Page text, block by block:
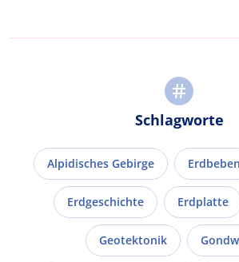
Schlagworte
Alpidisches Gebirge Erdbeben
Erdgeschichte Erdplatte
Geotektonik